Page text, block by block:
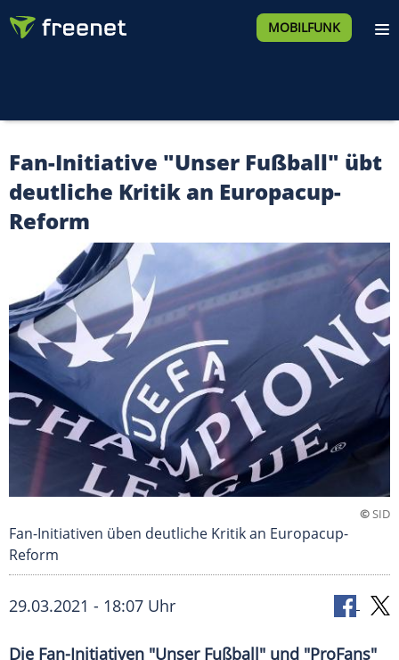
MOBILFUNK
Fan-Initiative "Unser Fußball" übt
deutliche Kritik an Europacup-
Reform
©SID
Fan-Initiativen üben deutliche Kritik an Europacup-
Reform
29.03.2021 - 18:07 Uhr
Die Fan-Initiativen "Unser Fußball" und "ProFans"